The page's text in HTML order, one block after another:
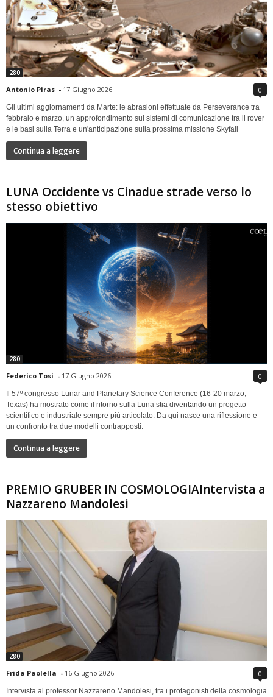
280
Antonio Piras - 17 Giugno 2026 0
Gli ultimi aggiornamenti da Marte: le abrasioni effettuate da Perseverance tra
febbraio e marzo, un approfondimento sui sistemi di comunicazione tra il rover
e le basi sulla Terra e un'anticipazione sulla prossima missione Skyfall
Continua a leggere
LUNA Occidente vs Cinadue strade verso lo
stesso obiettivo
280
Federico Tosi - 17 Giugno 2026 0
Il 57º congresso Lunar and Planetary Science Conference (16-20 marzo,
Texas) ha mostrato come il ritorno sulla Luna stia diventando un progetto
scientifico e industriale sempre più articolato. Da qui nasce una riflessione e
un confronto tra due modelli contrapposti.
Continua a leggere
PREMIO GRUBER IN COSMOLOGIAIntervista a
Nazzareno Mandolesi
280
Frida Paolella - 16 Giugno 2026 0
Intervista al professor Nazzareno Mandolesi, tra i protagonisti della cosmologia